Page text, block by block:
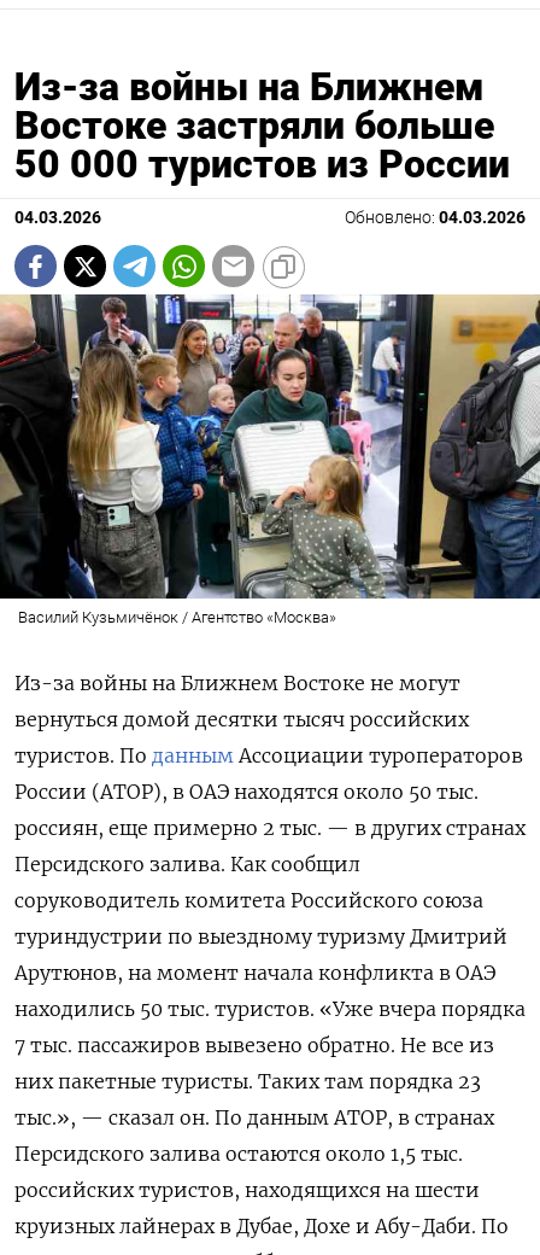
Из-за войны на Ближнем
Востоке застряли больше
50 000 туристов из России
04.03.2026 Обновлено: 04.03.2026
Василий Кузьмичёнок / Агентство «Москва»
Из-за войны на Ближнем Востоке не могут
вернуться домой десятки тысяч российских
туристов. По даннымАссоциации туроператоров
России (АТОР), в ОАЭ находятся около 50 тыс.
россиян, еще примерно 2 тыс. — в других странах
Персидского залива. Как сообщил
соруководитель комитета Российского союза
туриндустрии по выездному туризму Дмитрий
Арутюнов, на момент начала конфликта в ОАЭ
находились 50 тыс. туристов. «Уже вчера порядка
7 тыс. пассажиров вывезено обратно. Не все из
них пакетные туристы. Таких там порядка 23
тыс.», — сказал он. По данным АТОР, в странах
Персидского залива остаются около 1,5 тыс.
российских туристов, находящихся на шести
круизных лайнерах в Дубае, Дохе и Абу-Даби. По